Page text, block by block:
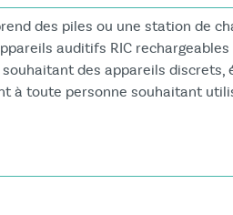
des piles ou une station de
auditifs RIC rechargeables
des appareils discrets,
à toute personne souhaitant